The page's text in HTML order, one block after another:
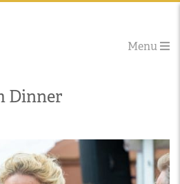
Menu
Dinner